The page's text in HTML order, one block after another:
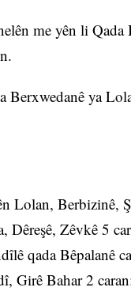
me yên li Qada
Berxwedanê ya
Lolan, Berbizinê,
Dêreşê, Zêvkê 5
qada Bêpalanê
Girê Bahar 2